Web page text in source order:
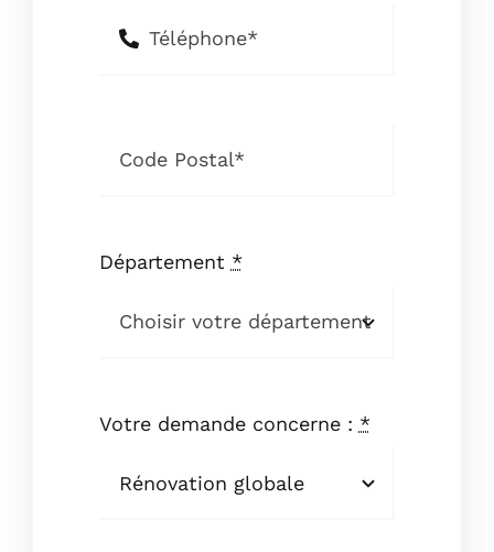
Département *
Votre demande concerne : *